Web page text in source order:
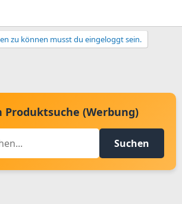
zu können musst du eingeloggt sein.
Produktsuche (Werbung)
Suchen